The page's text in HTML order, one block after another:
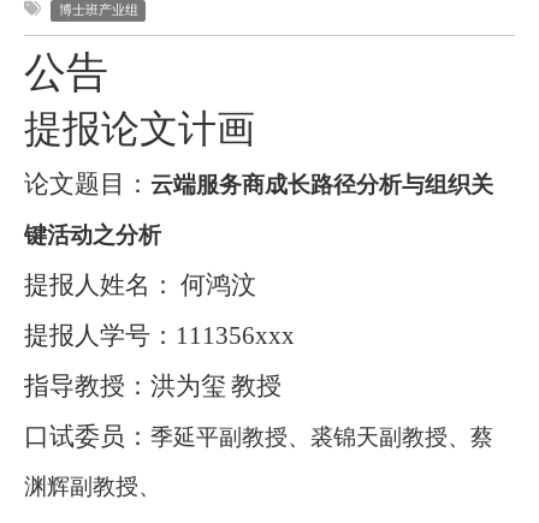
博士班产业组
公告
提报论文计画
论文题目： 云端服务商成长路径分析与组织关
键活动之分析
提报人姓名： 何鸿汶
提报人学号： 111356xxx
指导教授：洪为玺 教授
口试委员： 季延平副教授、裘锦天副教授、蔡
渊辉副教授、